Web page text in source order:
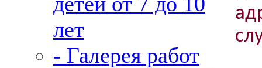
лет
- Галерея работ